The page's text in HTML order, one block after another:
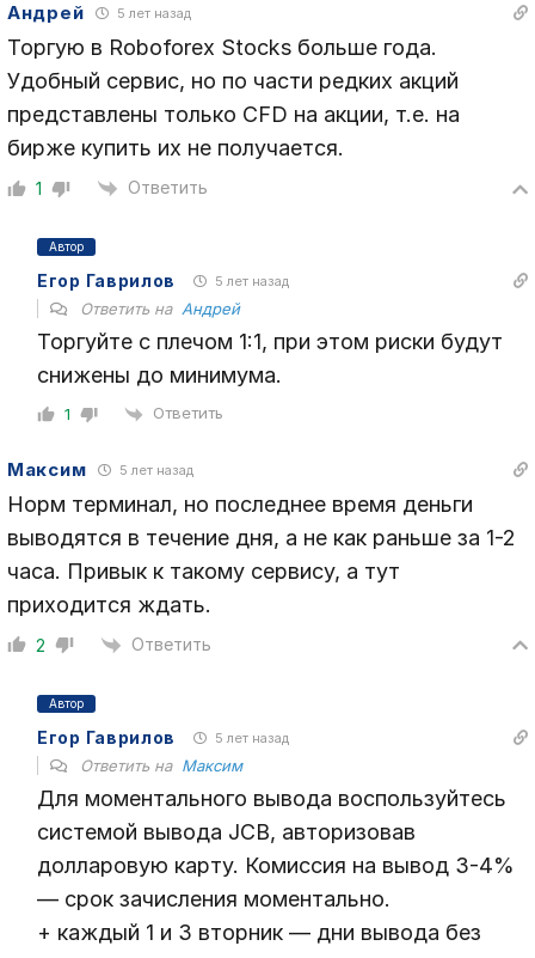
Андрей 5 лет назад
Торгую в Roboforex Stocks больше года.
Удобный сервис, но по части редких акций
представлены только CFD на акции, т.е. на
бирже купить их не получается.
1 Ответить
Автор
Егор Гаврилов 5 лет назад
Ответить на Андрей
Торгуйте с плечом 1:1, при этом риски будут
снижены до минимума.
1 Ответить
Максим 5 лет назад
Норм терминал, но последнее время деньги
выводятся в течение дня, а не как раньше за 1-2
часа. Привык к такому сервису, а тут
приходится ждать.
2 Ответить
Автор
Егор Гаврилов 5 лет назад
Ответить на Максим
Для моментального вывода воспользуйтесь
системой вывода JCB, авторизовав
долларовую карту. Комиссия на вывод 3-4%
— срок зачисления моментально.
+ каждый 1 и 3 вторник — дни вывода без